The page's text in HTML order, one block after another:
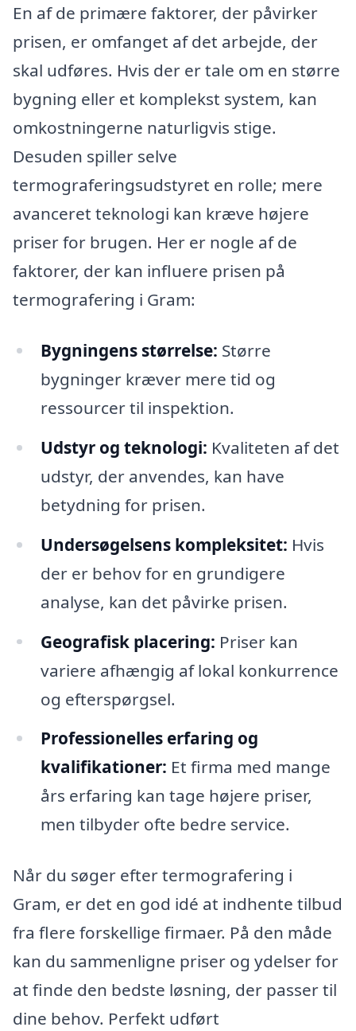
En af de primære faktorer, der påvirker
prisen, er omfanget af det arbejde, der
skal udføres. Hvis der er tale om en større
bygning eller et komplekst system, kan
omkostningerne naturligvis stige.
Desuden spiller selve
termograferingsudstyret en rolle; mere
avanceret teknologi kan kræve højere
priser for brugen. Her er nogle af de
faktorer, der kan influere prisen på
termografering i Gram:
Bygningens størrelse: Større
bygninger kræver mere tid og
ressourcer til inspektion.
Udstyr og teknologi: Kvaliteten af det
udstyr, der anvendes, kan have
betydning for prisen.
Undersøgelsens kompleksitet: Hvis
der er behov for en grundigere
analyse, kan det påvirke prisen.
Geografisk placering: Priser kan
variere afhængig af lokal konkurrence
og efterspørgsel.
Professionelles erfaring og
kvalifikationer: Et firma med mange
års erfaring kan tage højere priser,
men tilbyder ofte bedre service.
Når du søger efter termografering i
Gram, er det en god idé at indhente tilbud
fra flere forskellige firmaer. På den måde
kan du sammenligne priser og ydelser for
at finde den bedste løsning, der passer til
dine behov. Perfekt udført